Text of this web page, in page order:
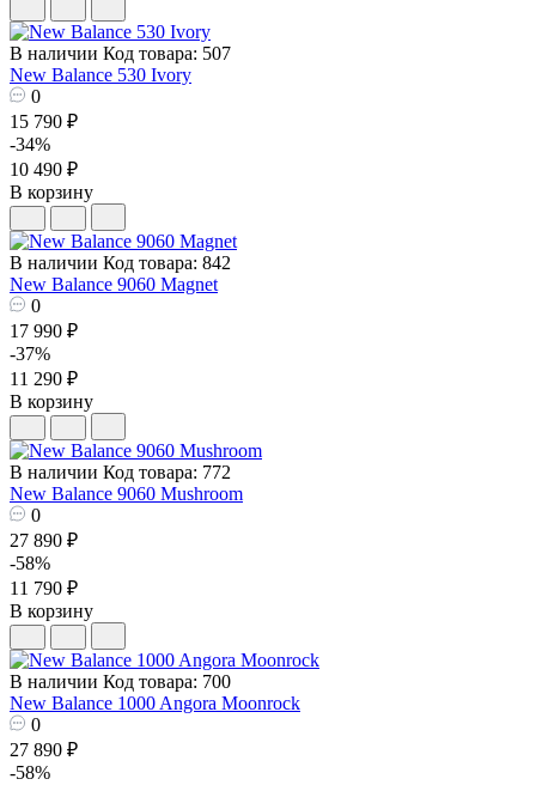
В наличии Код товара: 507
New Balance 530 Ivory
0
15 790 ₽
-34%
10 490 ₽
В корзину
В наличии Код товара: 842
New Balance 9060 Magnet
0
17 990 ₽
-37%
11 290 ₽
В корзину
В наличии Код товара: 772
New Balance 9060 Mushroom
0
27 890 ₽
-58%
11 790 ₽
В корзину
В наличии Код товара: 700
New Balance 1000 Angora Moonrock
0
27 890 ₽
-58%